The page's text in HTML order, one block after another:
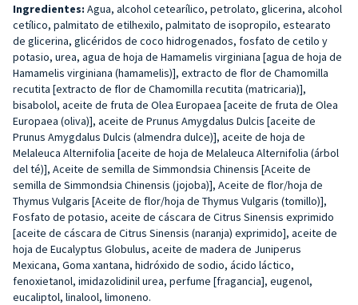
Ingredientes: Agua, alcohol cetearílico, petrolato, glicerina, alcohol
cetílico, palmitato de etilhexilo, palmitato de isopropilo, estearato
de glicerina, glicéridos de coco hidrogenados, fosfato de cetilo y
potasio, urea, agua de hoja de Hamamelis virginiana [agua de hoja de
Hamamelis virginiana (hamamelis)], extracto de flor de Chamomilla
recutita [extracto de flor de Chamomilla recutita (matricaria)],
bisabolol, aceite de fruta de Olea Europaea [aceite de fruta de Olea
Europaea (oliva)], aceite de Prunus Amygdalus Dulcis [aceite de
Prunus Amygdalus Dulcis (almendra dulce)], aceite de hoja de
Melaleuca Alternifolia [aceite de hoja de Melaleuca Alternifolia (árbol
del té)], Aceite de semilla de Simmondsia Chinensis [Aceite de
semilla de Simmondsia Chinensis (jojoba)], Aceite de flor/hoja de
Thymus Vulgaris [Aceite de flor/hoja de Thymus Vulgaris (tomillo)],
Fosfato de potasio, aceite de cáscara de Citrus Sinensis exprimido
[aceite de cáscara de Citrus Sinensis (naranja) exprimido], aceite de
hoja de Eucalyptus Globulus, aceite de madera de Juniperus
Mexicana, Goma xantana, hidróxido de sodio, ácido láctico,
fenoxietanol, imidazolidinil urea, perfume [fragancia], eugenol,
eucaliptol, linalool, limoneno.